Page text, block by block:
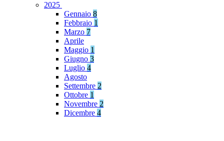
2025
Gennaio 8
Febbraio 1
Marzo 7
Aprile
Maggio 1
Giugno 3
Luglio 4
Agosto
Settembre 2
Ottobre 1
Novembre 2
Dicembre 4